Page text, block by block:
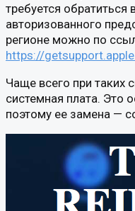
требуется обратиться
авторизованного
регионе можно по
https://
Чаще всего при таких
системная плата. Это
поэтому ее замена —